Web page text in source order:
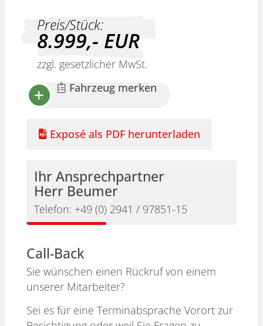
Preis/Stück:
8.999,- EUR
zzgl. gesetzlicher MwSt.
Fahrzeug merken
Exposé als PDF herunterladen
Ihr Ansprechpartner
Herr Beumer
Telefon: +49 (0) 2941 / 97851-15
Call-Back
Sie wünschen einen Rückruf von einem
unserer Mitarbeiter?
Sei es für eine Terminabsprache Vorort zur